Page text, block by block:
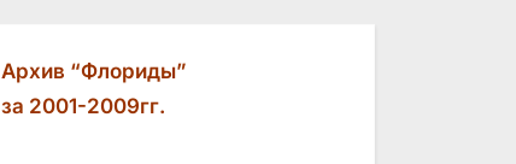
Архив “Флориды”
за 2001-2009гг.